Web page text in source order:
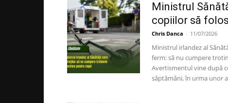
Ministrul
copiilor să
Chris Danca - 11/07/2026
Ministrul irlandez al
ferm: să nu cumpere
Avertismentul vine după
săptămâni, în urma unor